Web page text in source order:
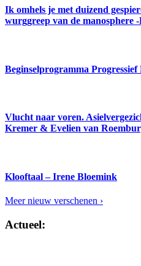
Ik omhels je met duizend
wurggreep van de manosphere
Beginselprogramma Progressief
Vlucht naar voren.
Kremer & Evelien van
Klooftaal – Irene Bloemink
Meer nieuw verschenen ›
Actueel: